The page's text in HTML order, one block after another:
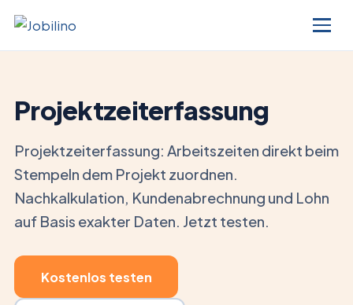
Projektzeiterfassung
Projektzeiterfassung: Arbeitszeiten direkt beim
Stempeln dem Projekt zuordnen.
Nachkalkulation, Kundenabrechnung und Lohn
auf Basis exakter Daten. Jetzt testen.
Kostenlos testen